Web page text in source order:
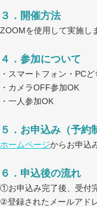
３．開催方法
ZOOMを使用して実施し
４．参加について
・スマートフォン・PC
・カメラOFF参加OK
・一人参加OK
５．お申込み（予約
ホームページからお申込
６．申込後の流れ
①お申込み完了後、受付
②登録されたメールアド